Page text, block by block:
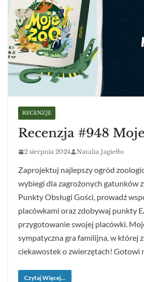
RECENZJE
Recenzja #948
2 sierpnia 2024 Natalia Jagiełło
Zaprojektuj najlepszy ogród
wybiegi dla zagrożonych gatunków
Punkty Obsługi Gości, prowadź
placówkami oraz zdobywaj punkty
przygotowanie swojej placówki.
sympatyczna gra familijna, w której
ciekawostek o zwierzętach! Gotowi
Czytaj Więcej...